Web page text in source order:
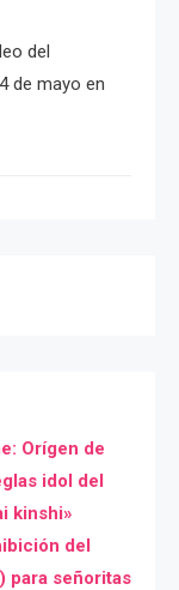
del
de mayo en
Orígen de
idol del
kinshi»
del
para señoritas